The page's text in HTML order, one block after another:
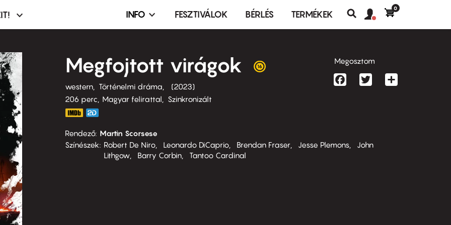
Infó,
terembérlés
menü
INFO FESZTIVÁLOK BÉRLÉS TERMÉKEK
Keresés
fiók
Felhasználói
0
Megfojtott virágok
western Történelmi dráma
2023
206 perc,
Magyar felirattal Szinkronizált
Rendező Martin Scorsese
Színészek
Robert De Niro Leonardo DiCaprio Brendan Fraser Jesse Plemons
John
Lithgow
Barry Corbin Tantoo Cardinal
Megosztom
FacebookTwitter